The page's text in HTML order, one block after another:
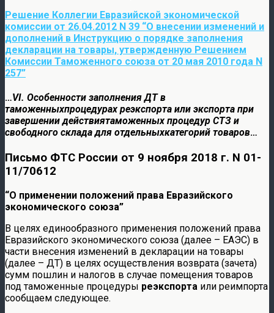
Решение Коллегии Евразийской экономической
комиссии от 26.04.2012 N 39 “О внесении изменений и
дополнений в Инструкцию о порядке заполнения
декларации на товары, утвержденную Решением
Комиссии Таможенного союза от 20 мая 2010 года N
257”
…VI. Особенности заполнения ДТ в
таможенныхпроцедурах реэкспорта или экспорта при
завершении действиятаможенных процедур СТЗ и
свободного склада для отдельныхкатегорий товаров…
Письмо ФТС России от 9 ноября 2018 г. N 01-
11/70612
“О применении положений права Евразийского
экономического союза”
В целях единообразного применения положений права
Евразийского экономического союза (далее – ЕАЭС) в
части внесения изменений в декларации на товары
(далее – ДТ) в целях осуществления возврата (зачета)
сумм пошлин и налогов в случае помещения товаров
под таможенные процедуры реэкспорта или реимпорта
сообщаем следующее.